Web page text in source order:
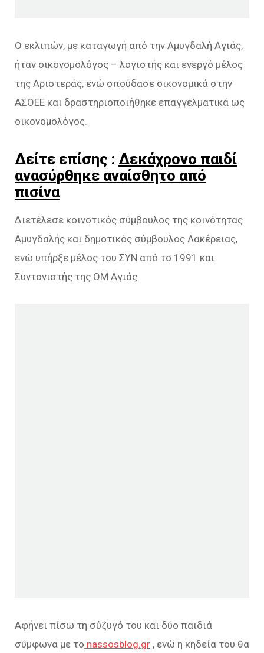
Ο εκλιπών, με καταγωγή από την Αμυγδαλή Αγιάς,
ήταν οικονομολόγος – λογιστής και ενεργό μέλος
της Αριστεράς, ενώ σπούδασε οικονομικά στην
ΑΣΟΕΕ και δραστηριοποιήθηκε επαγγελματικά ως
οικονομολόγος.
Δείτε επίσης : Δεκάχρονο παιδί
ανασύρθηκε αναίσθητο από
πισίνα
Διετέλεσε κοινοτικός σύμβουλος της κοινότητας
Αμυγδαλής και δημοτικός σύμβουλος Λακέρειας,
ενώ υπήρξε μέλος του ΣΥΝ από το 1991 και
Συντονιστής της ΟΜ Αγιάς.
Αφήνει πίσω τη σύζυγό του και δύο παιδιά
σύμφωνα με το nassosblog.gr , ενώ η κηδεία του θα